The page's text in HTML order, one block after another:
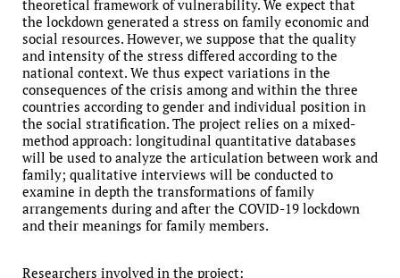
theoretical framework of vulnerability. We expect that
the lockdown generated a stress on family economic and
social resources. However, we suppose that the quality
and intensity of the stress differed according to the
national context. We thus expect variations in the
consequences of the crisis among and within the three
countries according to gender and individual position in
the social stratification. The project relies on a mixed-
method approach: longitudinal quantitative databases
will be used to analyze the articulation between work and
family; qualitative interviews will be conducted to
examine in depth the transformations of family
arrangements during and after the COVID-19 lockdown
and their meanings for family members.
Researchers involved in the project: